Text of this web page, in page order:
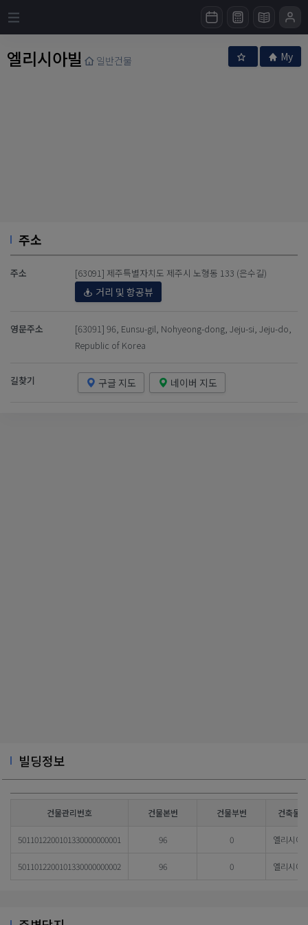
엘리시아빌 일반건물 My
주소
주소 [63091] 제주특별자치도 제주시 노형동 133 (은수길)
거리 및 항공뷰
영문주소
[63091] 96, Eunsu-gil, Nohyeong-dong, Jeju-si, Jeju-do,
Republic of Korea
길찾기 구글 지도 네이버 지도
빌딩정보
건물관리번호 건물본번 건물부번 건축물
5011012200101330000000001 96 0 엘리시아
5011012200101330000000002 96 0 엘리시아